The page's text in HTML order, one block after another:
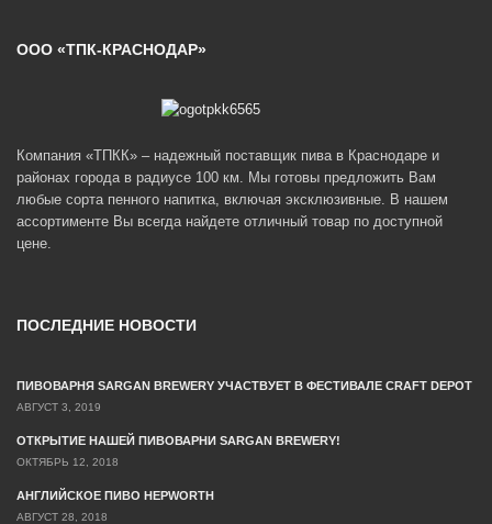
ООО «ТПК-КРАСНОДАР»
Компания «ТПКК» – надежный поставщик пива в Краснодаре и
районах города в радиусе 100 км. Мы готовы предложить Вам
любые сорта пенного напитка, включая эксклюзивные. В нашем
ассортименте Вы всегда найдете отличный товар по доступной
цене.
ПОСЛЕДНИЕ НОВОСТИ
ПИВОВАРНЯ SARGAN BREWERY УЧАСТВУЕТ В ФЕСТИВАЛЕ CRAFT DEPOT
АВГУСТ 3, 2019
ОТКРЫТИЕ НАШЕЙ ПИВОВАРНИ SARGAN BREWERY!
ОКТЯБРЬ 12, 2018
АНГЛИЙСКОЕ ПИВО HEPWORTH
АВГУСТ 28, 2018